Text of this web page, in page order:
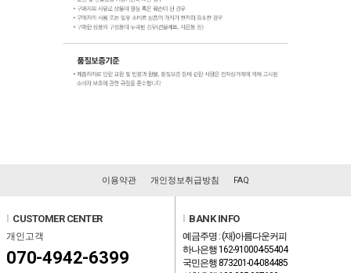
이용약관 개인정보취급방침 FAQ
CUSTOMER CENTER
개인고객
070-4942-6399
BANK INFO
예금주명 : (재)아름다운커피
하나은행 162-910004-55404
국민은행 873201-04-084485